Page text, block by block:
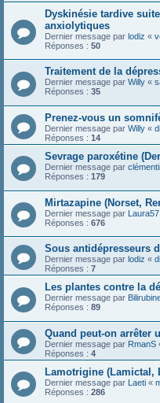
Dyskinésie tardive
anxiolytiques
Dernier message par lodiz «
Réponses : 50
Traitement de la
Dernier message par Willy «
Réponses : 35
Prenez-vous un
Dernier message par Willy «
Réponses : 14
Sevrage paroxétine
Dernier message par
Réponses : 179
Mirtazapine (Norset,
Dernier message par Laura57
Réponses : 676
Sous antidépresseurs
Dernier message par lodiz «
Réponses : 7
Les plantes contre la
Dernier message par
Réponses : 89
Quand peut-on arrêter
Dernier message par RmanS
Réponses : 4
Lamotrigine (Lamictal,
Dernier message par Laeti «
Réponses : 286